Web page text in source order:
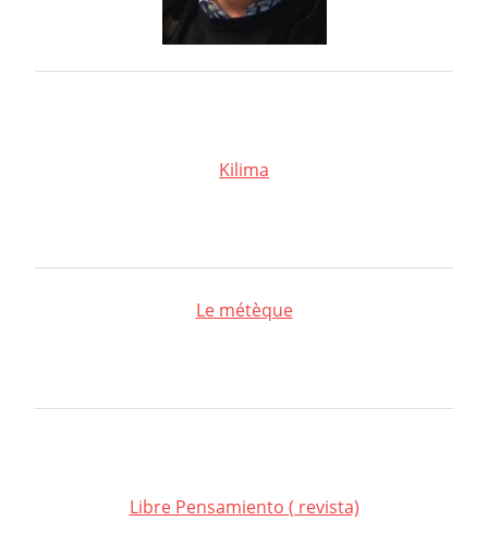
Kilima
Le métèque
Libre Pensamiento ( revista)